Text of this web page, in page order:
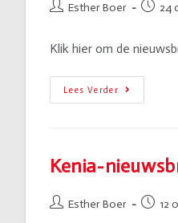
Esther Boer 24
Klik hier om de
Lees Verder
Kenia-
Esther Boer 12